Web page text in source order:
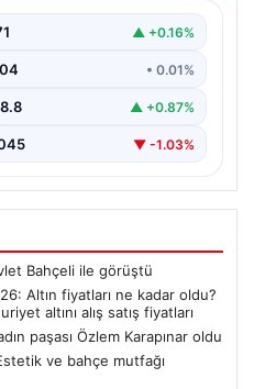
▲ +0.16%
• 0.01%
▲ +0.87%
▼ -1.03%
Bahçeli ile görüştü
Altın fiyatları ne kadar oldu?
altını alış satış fiyatları
paşası Özlem Karapınar oldu
ve bahçe mutfağı